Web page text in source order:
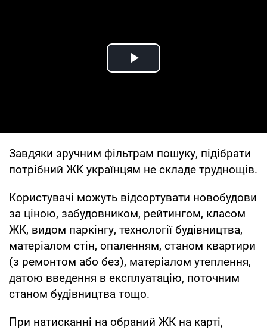
Play Video
Завдяки зручним фільтрам пошуку, підібрати
потрібний ЖК українцям не складе труднощів.
Користувачі можуть відсортувати новобудови
за ціною, забудовником, рейтингом, класом
ЖК, видом паркінгу, технології будівництва,
матеріалом стін, опаленням, станом квартири
(з ремонтом або без), матеріалом утеплення,
датою введення в експлуатацію, поточним
станом будівництва тощо.
При натисканні на обраний ЖК на карті,